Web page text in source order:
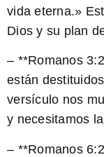
vida eterna.»
Dios y su plan
– **Romanos
están
versículo nos
y necesitamos
– **Romanos